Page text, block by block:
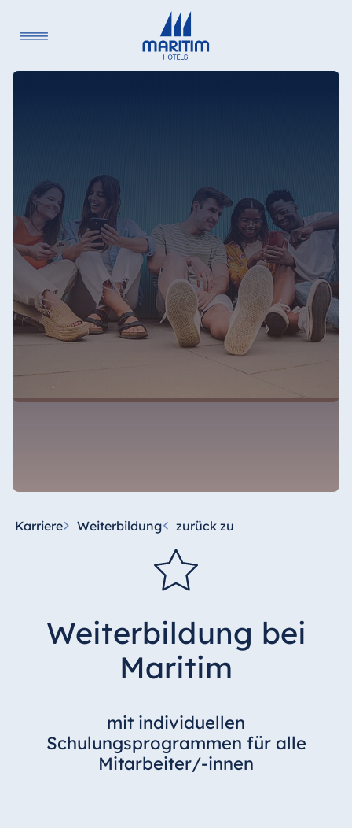
Karriere Weiterbildung zurück zu
Weiterbildung bei
Maritim
mit individuellen
Schulungsprogrammen für alle
Mitarbeiter/-innen